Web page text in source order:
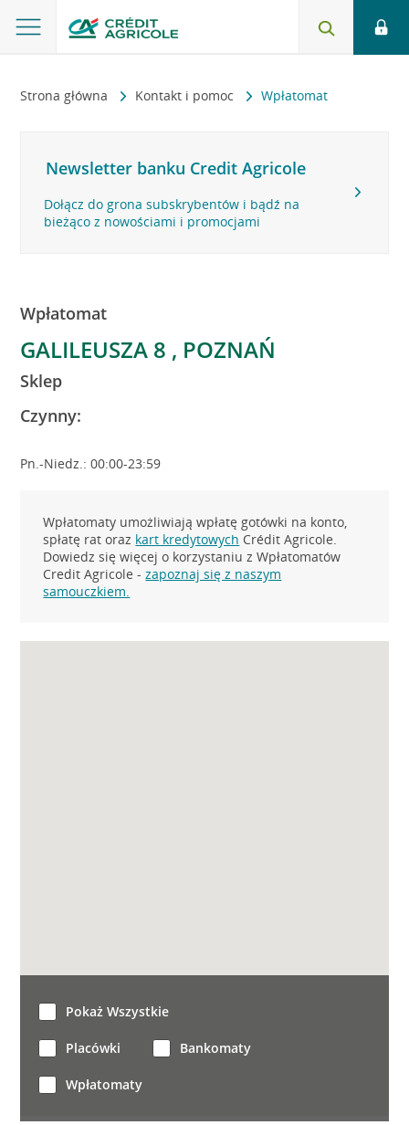
Strona główna Kontakt i pomoc Wpłatomat
Newsletter banku Credit Agricole
Dołącz do grona subskrybentów i bądź na
bieżąco z nowościami i promocjami
Wpłatomat
GALILEUSZA 8 , POZNAŃ
Sklep
Czynny:
Pn.-Niedz.: 00:00-23:59
Wpłatomaty umożliwiają wpłatę gotówki na konto,
spłatę rat oraz kart kredytowych Crédit Agricole.
Dowiedz się więcej o korzystaniu z Wpłatomatów
Credit Agricole -zapoznaj się z naszym
samouczkiem.
Pokaż Wszystkie
Placówki Bankomaty
Wpłatomaty